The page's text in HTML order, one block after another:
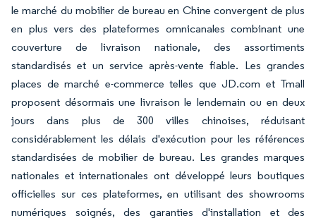
le marché du mobilier de bureau en Chine convergent de plus
en plus vers des plateformes omnicanales combinant une
couverture de livraison nationale, des assortiments
standardisés et un service après-vente fiable. Les grandes
places de marché e-commerce telles que JD.com et Tmall
proposent désormais une livraison le lendemain ou en deux
jours dans plus de 300 villes chinoises, réduisant
considérablement les délais d'exécution pour les références
standardisées de mobilier de bureau. Les grandes marques
nationales et internationales ont développé leurs boutiques
officielles sur ces plateformes, en utilisant des showrooms
numériques soignés, des garanties d'installation et des